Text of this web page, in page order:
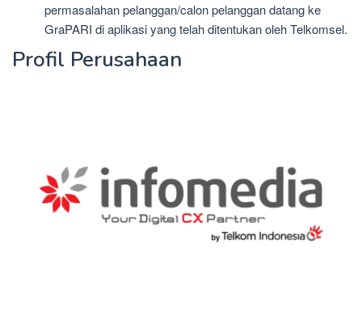
permasalahan pelanggan/calon pelanggan datang ke
GraPARI di aplikasi yang telah ditentukan oleh Telkomsel.
Profil Perusahaan